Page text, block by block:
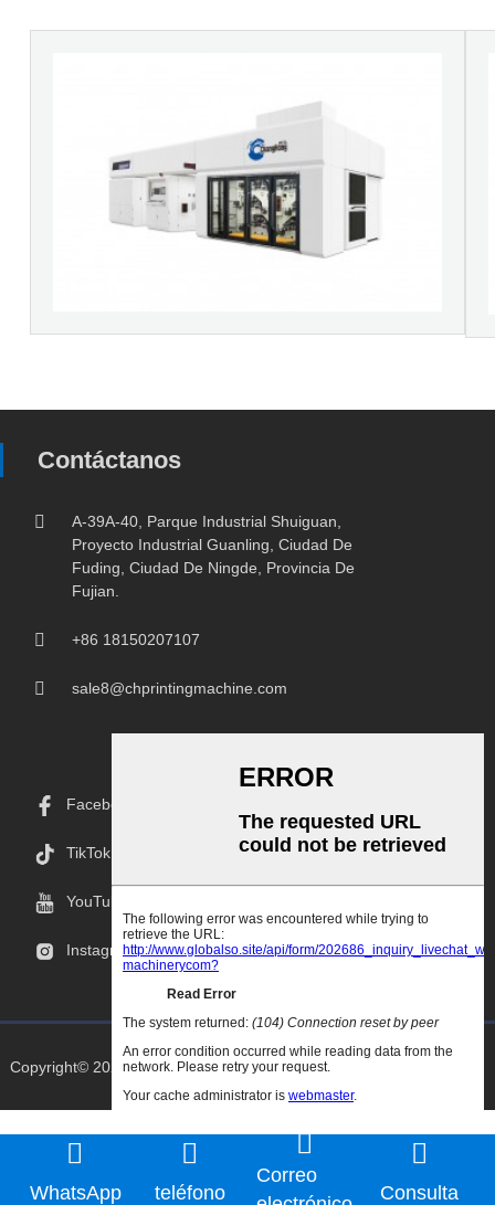
Contáctanos
A-39A-40, Parque Industrial Shuiguan,
Proyecto Industrial Guanling, Ciudad De
Fuding, Ciudad De Ningde, Provincia De
Fujian.
+86 18150207107
sale8@chprintingmachine.com
Facebook
TikTok
YouTube
Instagram
Copyright© 2025 Goodao.Cn Todos Los Derechos Reservados
WhatsApp teléfono
Correo
Consulta